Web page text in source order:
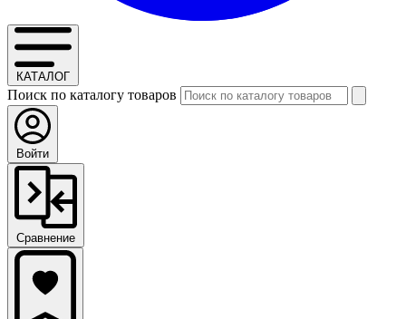
КАТАЛОГ
Поиск по каталогу товаров
Войти
Сравнение